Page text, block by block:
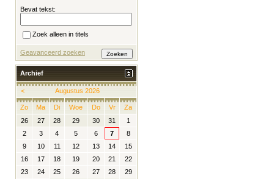
Bevat tekst:
Zoek alleen in titels
Geavanceerd zoeken
Archief
< Augustus 2026
Zo Ma Di Woe Do Vr
Za
26
27 28 29 30 31
1
2
3 4 5 6 7
8
9
10 11 12 13 14
15
16
17 18 19 20 21
22
23
24 25 26 27 28
29